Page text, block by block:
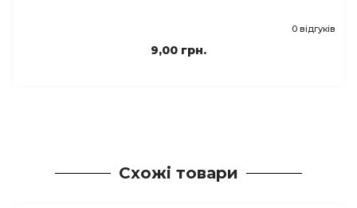
0 відгуків
9,00 грн.
Схожі товари